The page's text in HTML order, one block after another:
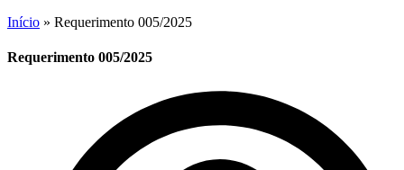
Início » Requerimento 005/2025
Requerimento 005/2025